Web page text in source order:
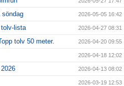
söndag 2026-05-05 16:42
tolv-lista 2026-04-27 08:31
tolv 50 meter. 2026-04-20 09:55
2026-04-18 12:02
2026-04-13 08:02
2026-03-19 12:53